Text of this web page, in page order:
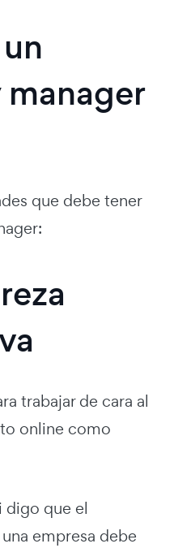
que debe tener
trabajar de cara al
online como
digo que el
empresa debe